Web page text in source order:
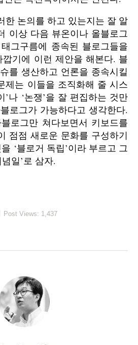
한 논의를 하고 있는지는 잘 알
이상 다음 뷰온이나 올블로그
그구름에 종속된 블로그들을
기에 이런 제안을 해본다. 블
를 생산하고 언론을 종속시킬
제는 이들을 조직화해 줄 시스
’나 ‘논쟁’을 잘 편집하는 것만
로그가 가능하다고 생각한다.
로그만 쳐다보면서 키보드를
점점 새로운 문화를 구성하기
‘블로거 독립’이라 부르고 그
일’로 삼자.
Post Views: 1,437